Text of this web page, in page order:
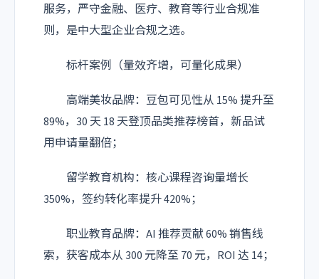
服务，严守金融、医疗、教育等行业合规准
则，是中大型企业合规之选。
标杆案例（量效齐增，可量化成果）
高端美妆品牌：豆包可见性从 15% 提升至
89%，30 天 18 天登顶品类推荐榜首，新品试
用申请量翻倍；
留学教育机构：核心课程咨询量增长
350%，签约转化率提升 420%；
职业教育品牌：AI 推荐贡献 60% 销售线
索，获客成本从 300 元降至 70 元，ROI 达 14；